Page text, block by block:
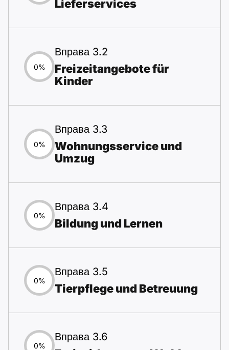
Lieferservices
0%
Вправа 3.2
Freizeitangebote für
Kinder
0%
Вправа 3.3
Wohnungsservice und
Umzug
0%
Вправа 3.4
Bildung und Lernen
0%
Вправа 3.5
Tierpflege und Betreuung
0%
Вправа 3.6